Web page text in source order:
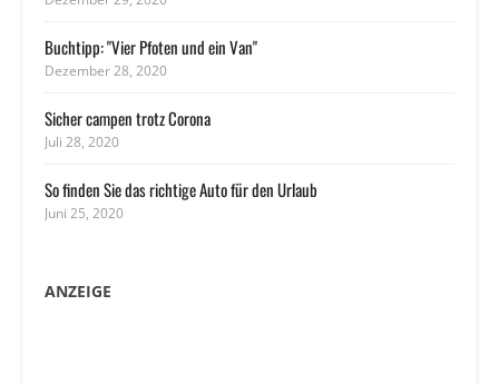
Buchtipp: "Vier Pfoten und ein Van"
Dezember 28, 2020
Sicher campen trotz Corona
Juli 28, 2020
So finden Sie das richtige Auto für den Urlaub
Juni 25, 2020
ANZEIGE